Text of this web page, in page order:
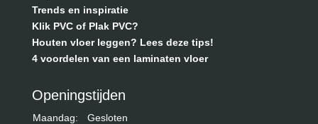
Trends en inspiratie
Klik PVC of Plak PVC?
Houten vloer leggen? Lees deze tips!
4 voordelen van een laminaten vloer
Openingstijden
Maandag:
Gesloten